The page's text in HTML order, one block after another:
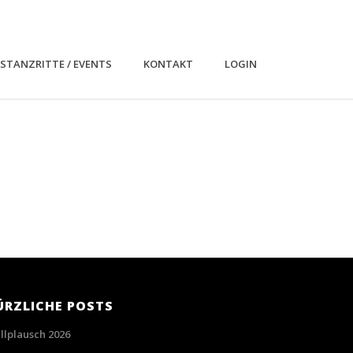
/ EVENTS KONTAKT LOGIN
POSTS
2026